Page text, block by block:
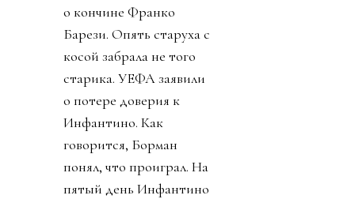
о кончине Франко
Барези. Опять старуха с
косой забрала не того
старика. УЕФА заявили
о потере доверия к
Инфантино. Как
говорится, Борман
понял, что проиграл. На
пятый день Инфантино